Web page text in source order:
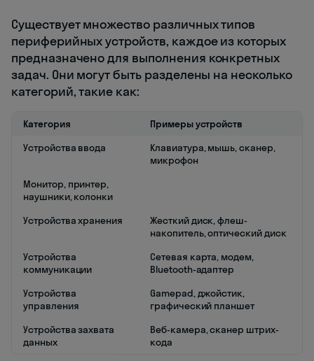
Существует множество различных типов
периферийных устройств, каждое из которых
предназначено для выполнения конкретных
задач. Они могут быть разделены на несколько
категорий, такие как:
Категория
Примеры устройств
Устройства ввода
Клавиатура, мышь, сканер,
микрофон
Монитор, принтер,
наушники, колонки
Устройства хранения
Жесткий диск, флеш-
накопитель, оптический диск
Устройства
коммуникации
Сетевая карта, модем,
Bluetooth-адаптер
Устройства
управления
Gamepad, джойстик,
графический планшет
Устройства захвата
данных
Веб-камера, сканер штрих-
кода